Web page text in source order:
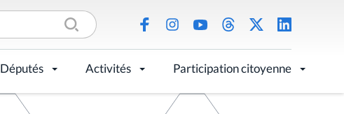
Députés Activités Participation citoyenne